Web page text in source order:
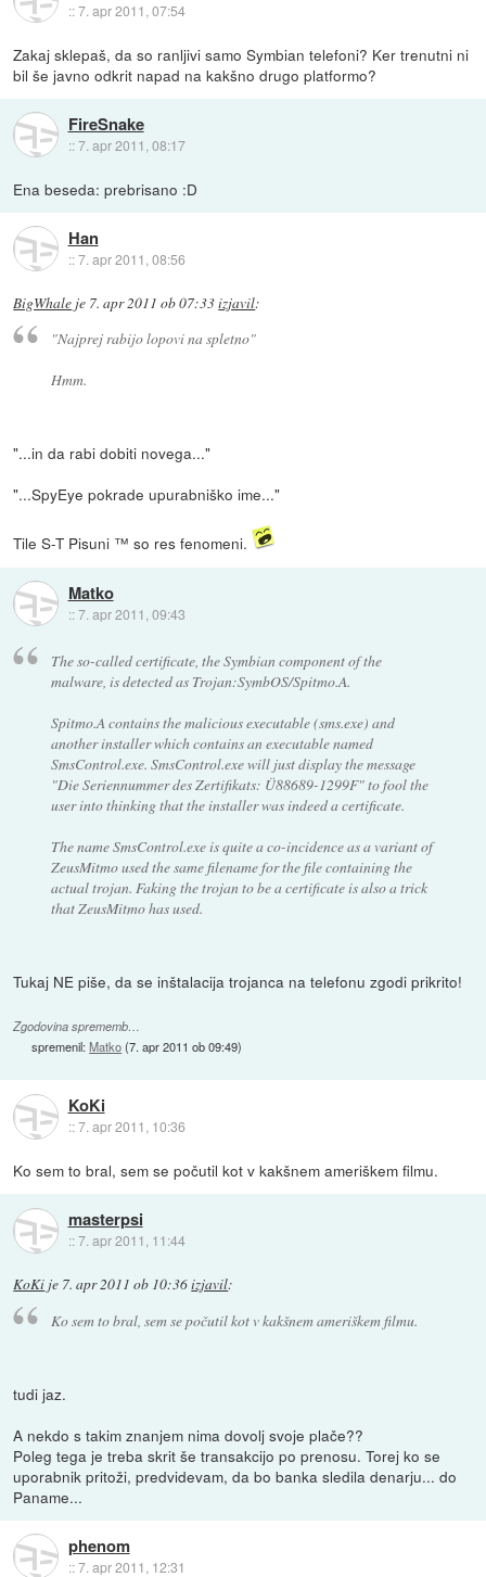
::7. apr 2011, 07:54
Zakaj sklepaš, da so ranljivi samo Symbian telefoni? Ker trenutni ni
bil še javno odkrit napad na kakšno drugo platformo?
FireSnake
::7. apr 2011, 08:17
Ena beseda: prebrisano :D
Han
::7. apr 2011, 08:56
BigWhale je 7. apr 2011 ob 07:33izjavil:
"Najprej rabijo lopovi na spletno"
Hmm.
"...in da rabi dobiti novega..."
"...SpyEye pokrade upurabniško ime..."
Tile S-T Pisuni ™ so res fenomeni.
Matko
::7. apr 2011, 09:43
The so-called certificate, the Symbian component of the
malware, is detected as Trojan:SymbOS/Spitmo.A.
Spitmo.A contains the malicious executable (sms.exe) and
another installer which contains an executable named
SmsControl.exe. SmsControl.exe will just display the message
"Die Seriennummer des Zertifikats: Ü88689-1299F" to fool the
user into thinking that the installer was indeed a certificate.
The name SmsControl.exe is quite a co-incidence as a variant of
ZeusMitmo used the same filename for the file containing the
actual trojan. Faking the trojan to be a certificate is also a trick
that ZeusMitmo has used.
Tukaj NE piše, da se inštalacija trojanca na telefonu zgodi prikrito!
Zgodovina sprememb…
spremenil:Matko(7. apr 2011 ob 09:49)
KoKi
::7. apr 2011, 10:36
Ko sem to bral, sem se počutil kot v kakšnem ameriškem filmu.
masterpsi
::7. apr 2011, 11:44
KoKi je 7. apr 2011 ob 10:36izjavil:
Ko sem to bral, sem se počutil kot v kakšnem ameriškem filmu.
tudi jaz.
A nekdo s takim znanjem nima dovolj svoje plače??
Poleg tega je treba skrit še transakcijo po prenosu. Torej ko se
uporabnik pritoži, predvidevam, da bo banka sledila denarju... do
Paname...
phenom
::7. apr 2011, 12:31